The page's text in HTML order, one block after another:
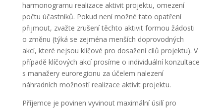
harmonogramu realizace aktivit projektu, omezení
počtu účastníků. Pokud není možné tato opatření
přijmout, zvažte zrušení těchto aktivit formou žádosti
o změnu (týká se zejména menších doprovodných
akcí, které nejsou klíčové pro dosažení cílů projektu). V
případě klíčových akcí prosíme o individuální konzultace
s manažery euroregionu za účelem nalezení
náhradních možností realizace aktivit projektu.
Příjemce je povinen vyvinout maximální úsilí pro